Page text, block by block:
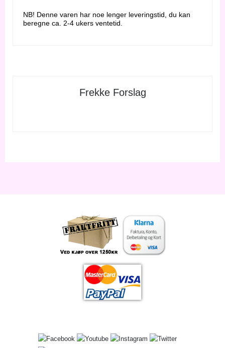
NB! Denne varen har noe lenger leveringstid, du kan
beregne ca. 2-4 ukers ventetid.
Frekke Forslag